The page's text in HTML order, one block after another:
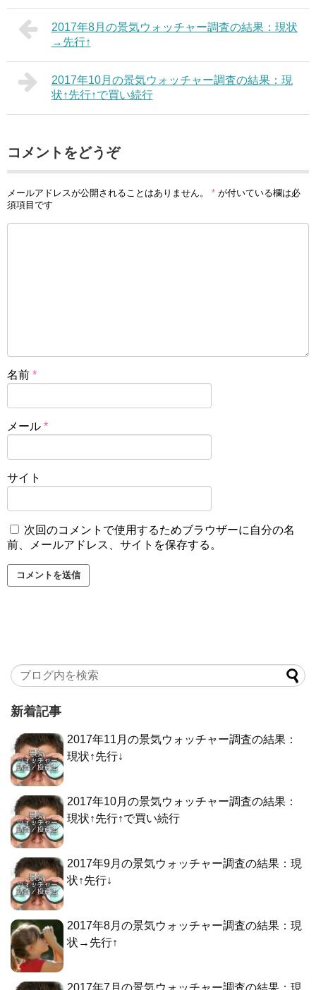
2017年8月の景気ウォッチャー調査の結果：現状
→先行↑
2017年10月の景気ウォッチャー調査の結果：現
状↑先行↑で買い続行
コメントをどうぞ
メールアドレスが公開されることはありません。 * が付いている欄は必
須項目です
名前 *
メール *
サイト
次回のコメントで使用するためブラウザーに自分の名
前、メールアドレス、サイトを保存する。
新着記事
2017年11月の景気ウォッチャー調査の結果：
現状↑先行↓
2017年10月の景気ウォッチャー調査の結果：
現状↑先行↑で買い続行
2017年9月の景気ウォッチャー調査の結果：現
状↑先行↓
2017年8月の景気ウォッチャー調査の結果：現
状→先行↑